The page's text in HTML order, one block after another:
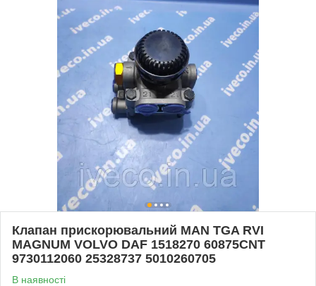
Клапан прискорювальний MAN TGA RVI
MAGNUM VOLVO DAF 1518270 60875CNT
9730112060 25328737 5010260705
В наявності